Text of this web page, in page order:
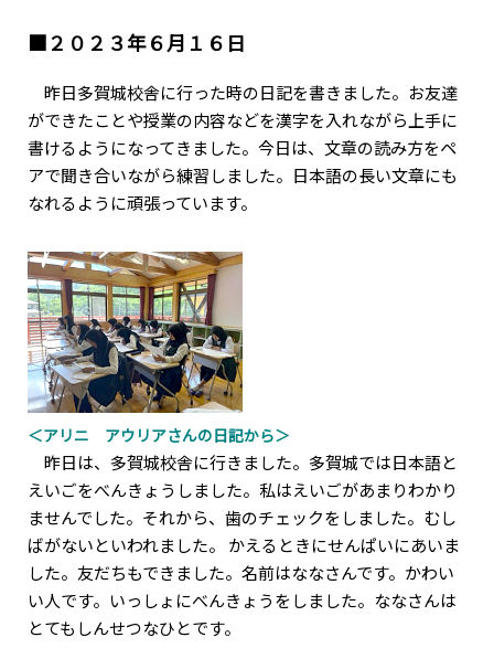
■２０２３年６月１６日
昨日多賀城校舎に行った時の日記を書きました。お友達
ができたことや授業の内容などを漢字を入れながら上手に
書けるようになってきました。今日は、文章の読み方をペ
アで聞き合いながら練習しました。日本語の長い文章にも
なれるように頑張っています。
＜アリニ アウリアさんの日記から＞
昨日は、多賀城校舎に行きました。多賀城では日本語と
えいごをべんきょうしました。私はえいごがあまりわかり
ませんでした。それから、歯のチェックをしました。むし
ばがないといわれました。 かえるときにせんぱいにあいま
した。友だちもできました。名前はななさんです。かわい
い人です。いっしょにべんきょうをしました。ななさんは
とてもしんせつなひとです。